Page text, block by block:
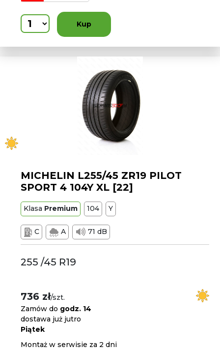
Kup
MICHELIN L255/45 ZR19 PILOT
SPORT 4 104Y XL [22]
Klasa Premium 104 Y
C A 71 dB
255 /45 R19
736 zł/szt.
Zamów do godz. 14
dostawa już jutro
Piątek
Montaż w serwisie za 2 dni